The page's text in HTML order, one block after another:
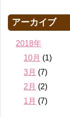
アーカイブ
2018年
10月 (1)
3月 (7)
2月 (2)
1月 (7)